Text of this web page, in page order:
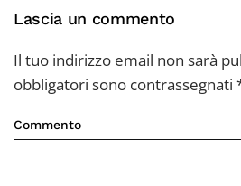
Lascia un commento
Il tuo indirizzo email non sarà
obbligatori sono contrassegnati
Commento